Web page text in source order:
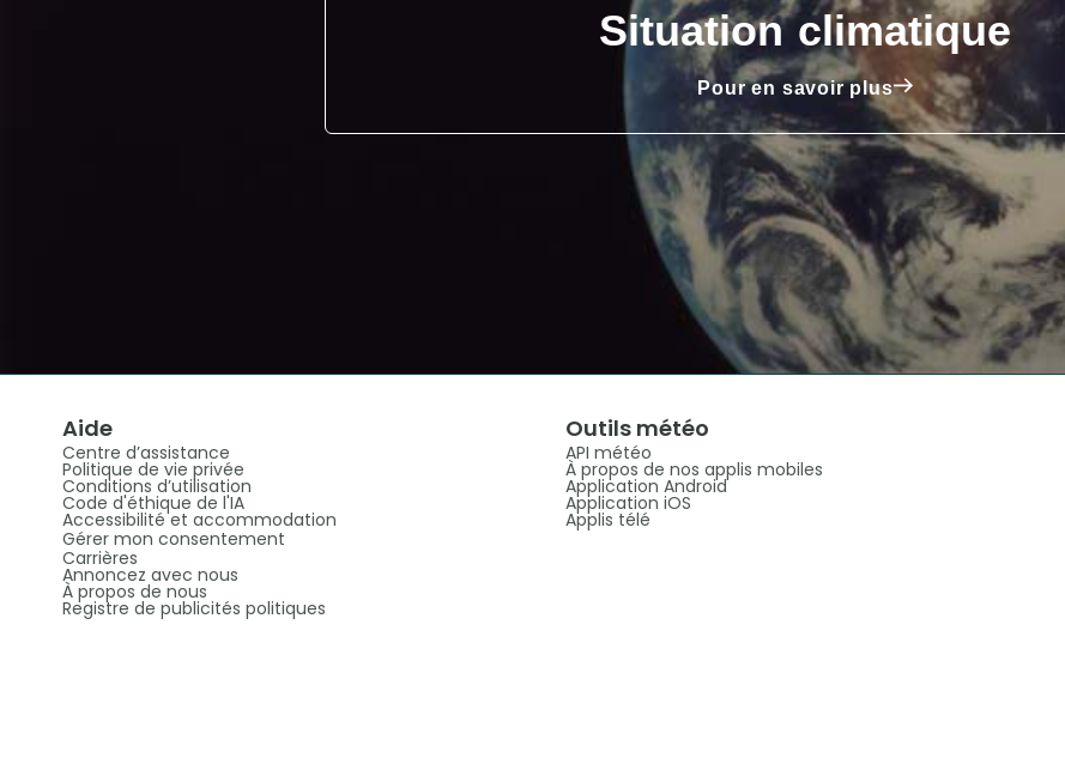
Situation climatique
Pour en savoir plus
Aide
Centre d’assistance
Politique de vie privée
Conditions d’utilisation
Code d'éthique de l'IA
Accessibilité et accommodation
Gérer mon consentement
Carrières
Annoncez avec nous
À propos de nous
Registre de publicités politiques
Outils météo
API météo
À propos de nos applis mobiles
Application Android
Application iOS
Applis télé